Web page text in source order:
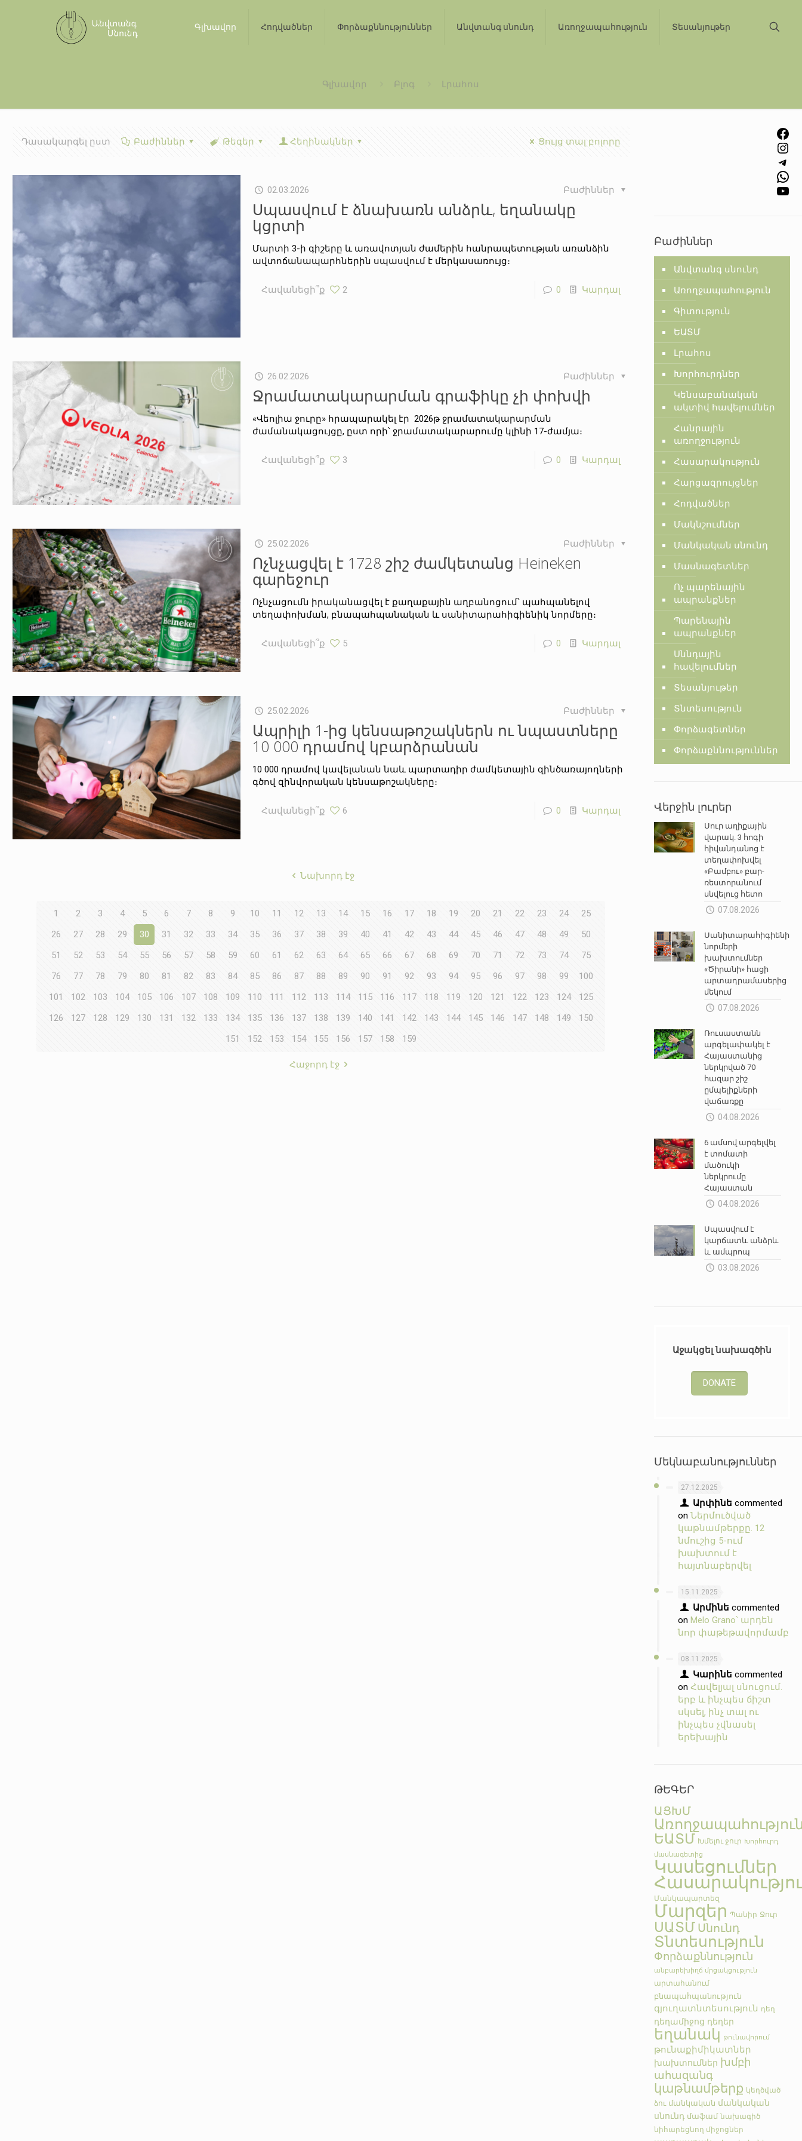
Գլխավոր Հոդվածներ Փորձաքննություններ Անվտանգ սնունդ Առողջապահություն Տեսանյութեր
Գլխավոր Բլոգ Լրահոս
Դասակարգել ըստ Բաժիններ Թեգեր Հեղինակներ Ցույց տալ բոլորը
02.03.2026 Բաժիններ
Սպասվում է ձնախառն անձրև, եղանակը
կցրտի
Մարտի 3-ի գիշերը և առավոտյան ժամերին հանրապետության առանձին
ավտոճանապարհներին սպասվում է մերկասառույց։
Հավանեցի՞ք 2 0 Կարդալ
26.02.2026 Բաժիններ
Ջրամատակարարման գրաֆիկը չի փոխվի
«Վեոլիա ջուրը» հրապարակել էր 2026թ ջրամատակարարման
ժամանակացույցը, ըստ որի՝ ջրամատակարարումը կլինի 17-ժամյա։
Հավանեցի՞ք 3 0 Կարդալ
25.02.2026 Բաժիններ
Ոչնչացվել է 1728 շիշ ժամկետանց Heineken
գարեջուր
Ոչնչացումն իրականացվել է քաղաքային աղբանոցում՝ պահպանելով
տեղափոխման, բնապահպանական և սանիտարահիգիենիկ նորմերը։
Հավանեցի՞ք 5 0 Կարդալ
25.02.2026 Բաժիններ
Ապրիլի 1-ից կենսաթոշակներն ու նպաստները
10 000 դրամով կբարձրանան
10 000 դրամով կավելանան նաև պարտադիր ժամկետային զինծառայողների
գծով զինվորական կենսաթոշակները։
Հավանեցի՞ք 6 0 Կարդալ
Նախորդ էջ
1 2 3 4 5 6 7 8 9 10 11 12 13 14 15 16 17 18 19 20 21 22 23 24
25
26
27 28 29 30 31 32 33 34 35 36 37 38 39 40 41 42 43 44 45 46 47 48 49
50
51
52 53 54 55 56 57 58 59 60 61 62 63 64 65 66 67 68 69 70 71 72 73 74
75
76
77 78 79 80 81 82 83 84 85 86 87 88 89 90 91 92 93 94 95 96 97 98 99
100
101
102 103 104 105 106 107 108 109 110 111 112 113 114 115 116 117 118 119 120 121 122 123 124
125
126
127 128 129 130 131 132 133 134 135 136 137 138 139 140 141 142 143 144 145 146 147 148 149
150
151
152 153 154 155 156 157 158 159
Հաջորդ էջ
Facebook
Instagram
Telegram
WhatsApp
YouTube
Բաժիններ
Անվտանգ սնունդ
Առողջապահություն
Գիտություն
ԵԱՏՄ
Լրահոս
Խորհուրդներ
Կենսաբանական
ակտիվ հավելումներ
Հանրային
առողջություն
Հասարակություն
Հարցազրույցներ
Հոդվածներ
Մակնշումներ
Մանկական սնունդ
Մասնագետներ
Ոչ պարենային
ապրանքներ
Պարենային
ապրանքներ
Սննդային
հավելումներ
Տեսանյութեր
Տնտեսություն
Փորձագետներ
Փորձաքննություններ
Վերջին լուրեր
Սուր աղիքային
վարակ. 3 հոգի
հիվանդանոց է
տեղափոխվել
«Բամբու» բար-
ռեստորանում
սնվելուց հետո
07.08.2026
Սանիտարահիգիենիկ
նորմերի
խախտումներ
«Ծիրանի» հացի
արտադրամասերից
մեկում
07.08.2026
Ռուսաստանն
արգելափակել է
Հայաստանից
ներկրված 70
հազար շիշ
ըմպելիքների
վաճառքը
04.08.2026
6 ամսով արգելվել
է տոմատի
մածուկի
ներկրումը
Հայաստան
04.08.2026
Սպասվում է
կարճատև անձրև
և ամպրոպ
03.08.2026
Աջակցել նախագծին
DONATE
Մեկնաբանություններ
27.12.2025
Արփինե commented
onՆերմուծված
կաթնամթերքը. 12
նմուշից 5-ում
խախտում է
հայտնաբերվել
15.11.2025
Արմինե commented
onMelo Grano՝ արդեն
նոր փաթեթավորմամբ
08.11.2025
Կարինե commented
onՀավելյալ սնուցում.
երբ և ինչպես ճիշտ
սկսել, ինչ տալ ու
ինչպես չվնասել
երեխային
ԹԵԳԵՐ
ԱՑԽՄ
ԵԱՏՄ Խմելու ջուր Խորհուրդ
մասնագետից
Կասեցումներ
Մանկապարտեզ
Մարզեր Պանիր Ջուր
ՍԱՏՄ Սնունդ
Տնտեսություն
Փորձաքննություն
անբարեխիղճ մրցակցություն
արտահանում
բնապահպանություն
գյուղատնտեսություն դեղ
դեղամիջոց դեղեր
եղանակ թունավորում
թունաքիմիկատներ
խախտումներ խմբի
ահազանգ
կաթնամթերք կեղծված
ձու մանկական մանկական
սնունդ մաֆամ նախագիծ
նիհարեցնող միջոցներ